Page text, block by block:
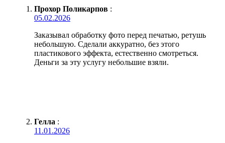
Прохор Поликарпов :
05.02.2026
Заказывал обработку фото перед печатью, ретушь
небольшую. Сделали аккуратно, без этого
пластикового эффекта, естественно смотреться.
Деньги за эту услугу небольшие взяли.
Гелла :
11.01.2026